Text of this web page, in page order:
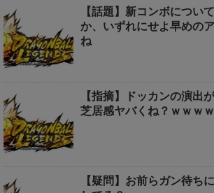
【話題】新コンボについ
か、いずれにせよ早めの
ね
【指摘】ドッカンの演出
芝居感ヤバくね？ｗｗｗ
【疑問】お前らガン待ち